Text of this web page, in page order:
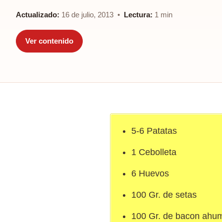
Actualizado: 16 de julio, 2013 • Lectura: 1 min
Ver contenido
5-6 Patatas
1 Cebolleta
6 Huevos
100 Gr. de setas
100 Gr. de bacon